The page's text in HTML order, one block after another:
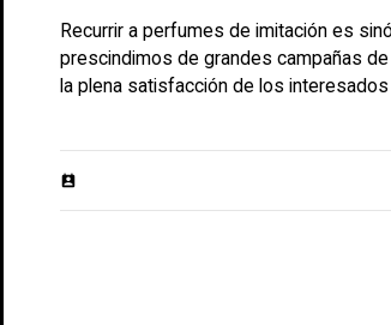
Recurrir a perfumes de imitación es
prescindimos de grandes campañas
la plena satisfacción de los
perm_contact_calendar